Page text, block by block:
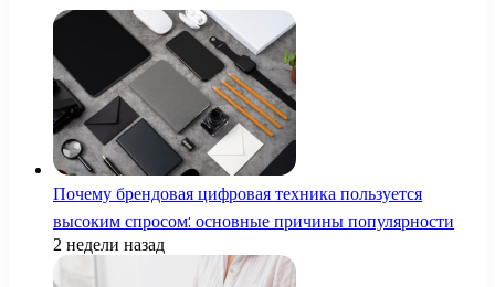
Почему брендовая цифровая техника пользуется
высоким спросом: основные причины популярности
2 недели назад